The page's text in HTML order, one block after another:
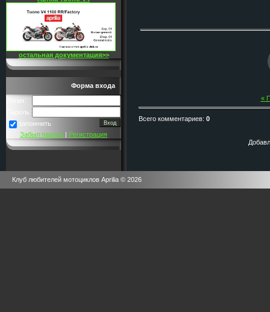
остальная документация>>
Форма входа
Логин:
Пароль:
запомнить
Забыл пароль | Регистрация
«
Всего комментариев: 0
Клуб любителей мотоциклов Aprilia © 2026